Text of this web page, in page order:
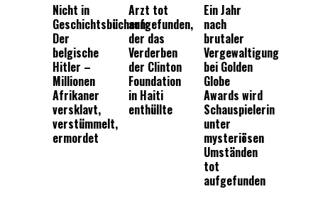
Nicht in
Geschichtsbüchern:
Der
belgische
Hitler –
Millionen
Afrikaner
versklavt,
verstümmelt,
ermordet
Arzt tot
aufgefunden,
der das
Verderben
der Clinton
Foundation
in Haiti
enthüllte
Ein Jahr
nach
brutaler
Vergewaltigung
bei Golden
Globe
Awards wird
Schauspielerin
unter
mysteriösen
Umständen
tot
aufgefunden